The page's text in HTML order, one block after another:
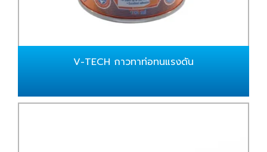
V-TECH กาวทาท่อทนแรงดัน